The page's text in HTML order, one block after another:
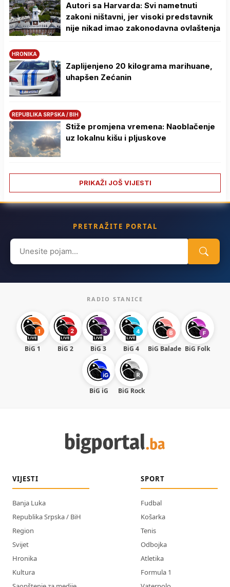
Autori sa Harvarda: Svi nametnuti
zakoni ništavni, jer visoki predstavnik
nije nikad imao zakonodavna ovlaštenja
HRONIKA
Zaplijenjeno 20 kilograma marihuane,
uhapšen Zećanin
REPUBLIKA SRPSKA / BIH
Stiže promjena vremena: Naoblačenje
uz lokalnu kišu i pljuskove
PRIKAŽI JOŠ VIJESTI
PRETRAŽITE PORTAL
Search
for:
RADIO STANICE
BiG 1 BiG 2 BiG 3 BiG 4 BiG Balade BiG Folk
BiG iG BiG Rock
VIJESTI
Banja Luka
Republika Srpska / BiH
Region
Svijet
Hronika
Kultura
SPORT
Fudbal
Košarka
Tenis
Odbojka
Atletika
Formula 1